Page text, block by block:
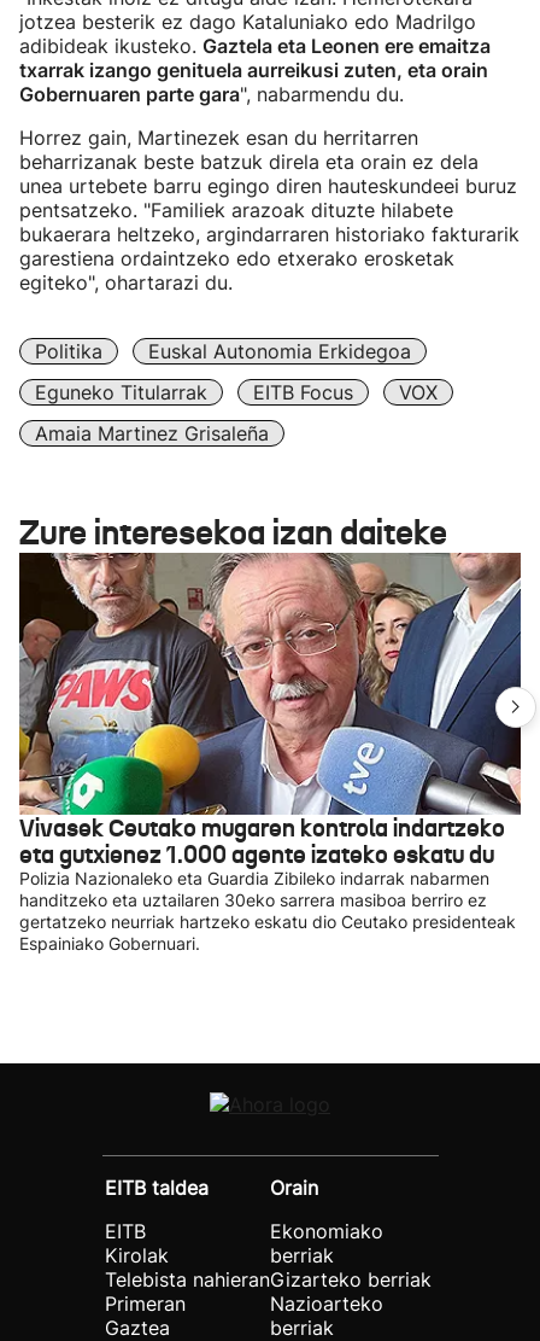
jotzea besterik ez dago Kataluniako edo Madrilgo
adibideak ikusteko. Gaztela eta Leonen ere emaitza
txarrak izango genituela aurreikusi zuten, eta orain
Gobernuaren parte gara", nabarmendu du.
Horrez gain, Martinezek esan du herritarren
beharrizanak beste batzuk direla eta orain ez dela
unea urtebete barru egingo diren hauteskundeei buruz
pentsatzeko. "Familiek arazoak dituzte hilabete
bukaerara heltzeko, argindarraren historiako fakturarik
garestiena ordaintzeko edo etxerako erosketak
egiteko", ohartarazi du.
Politika
Euskal Autonomia Erkidegoa
Eguneko Titularrak
EITB Focus
VOX
Amaia Martinez Grisaleña
Zure interesekoa izan daiteke
Vivasek Ceutako mugaren kontrola indartzeko
eta gutxienez 1.000 agente izateko eskatu du
Polizia Nazionaleko eta Guardia Zibileko indarrak nabarmen
handitzeko eta uztailaren 30eko sarrera masiboa berriro ez
gertatzeko neurriak hartzeko eskatu dio Ceutako presidenteak
Espainiako Gobernuari.
EITB taldea
EITB
Kirolak
Telebista nahieran
Primeran
Gaztea
Orain
Ekonomiako
berriak
Gizarteko berriak
Nazioarteko
berriak